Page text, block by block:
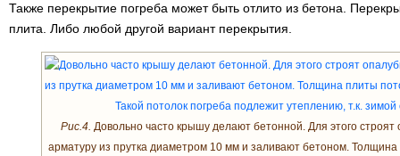
Также перекрытие погреба может быть отлито из бетона.
плита. Либо любой другой вариант перекрытия.
Рис.4. Довольно часто крышу делают бетонной. Для этого строят
арматуру из прутка диаметром 10 мм и заливают бетоном.